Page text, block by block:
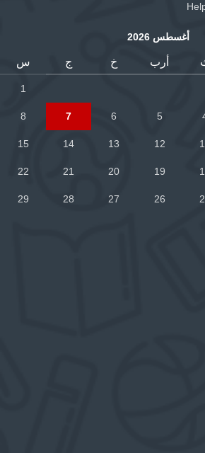
أغسطس 2026
أرب خ ج س
1
5
6
7
8
12
13
14
15
19
20
21
22
26
27
28
29